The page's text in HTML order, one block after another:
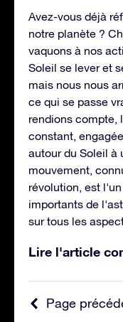
Avez-vous déjà
notre planète ?
vaquons à nos
Soleil se lever et
mais nous nous
ce qui se passe
rendions compte,
constant,
autour du Soleil à
mouvement,
révolution, est
importants de
sur tous les
Lire l'article
Page